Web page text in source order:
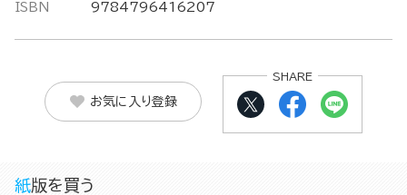
ISBN 9784796416207
お気に入り登録
SHARE
紙版を買う